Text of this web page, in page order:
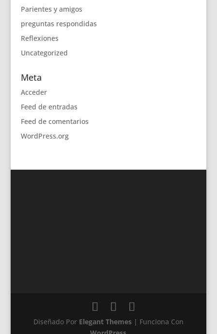
Parientes y amigos
preguntas respondidas
Reflexiones
Uncategorized
Meta
Acceder
Feed de entradas
Feed de comentarios
WordPress.org
Diseñado Por Elegant Themes| Funciona Con